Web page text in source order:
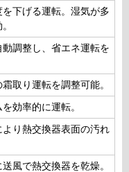
下げる運転。湿気が多
調整し、省エネ運転を
取り運転を調整可能。
効率的に運転。
り熱交換器表面の汚れ
風で熱交換器を乾燥。